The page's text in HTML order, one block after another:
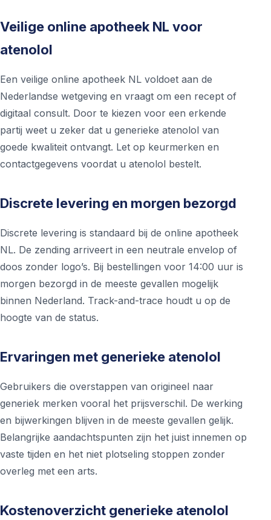
Veilige online apotheek NL voor
atenolol
Een veilige online apotheek NL voldoet aan de
Nederlandse wetgeving en vraagt om een recept of
digitaal consult. Door te kiezen voor een erkende
partij weet u zeker dat u generieke atenolol van
goede kwaliteit ontvangt. Let op keurmerken en
contactgegevens voordat u atenolol bestelt.
Discrete levering en morgen bezorgd
Discrete levering is standaard bij de online apotheek
NL. De zending arriveert in een neutrale envelop of
doos zonder logo’s. Bij bestellingen voor 14:00 uur is
morgen bezorgd in de meeste gevallen mogelijk
binnen Nederland. Track-and-trace houdt u op de
hoogte van de status.
Ervaringen met generieke atenolol
Gebruikers die overstappen van origineel naar
generiek merken vooral het prijsverschil. De werking
en bijwerkingen blijven in de meeste gevallen gelijk.
Belangrijke aandachtspunten zijn het juist innemen op
vaste tijden en het niet plotseling stoppen zonder
overleg met een arts.
Kostenoverzicht generieke atenolol